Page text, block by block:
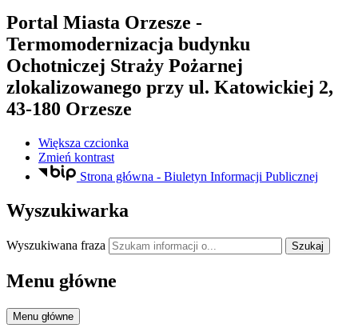
Portal Miasta Orzesze -
Termomodernizacja budynku
Ochotniczej Straży Pożarnej
zlokalizowanego przy ul. Katowickiej 2,
43-180 Orzesze
Większa czcionka
Zmień kontrast
Strona główna - Biuletyn Informacji Publicznej
Wyszukiwarka
Wyszukiwana fraza Szukaj
Menu główne
Menu główne